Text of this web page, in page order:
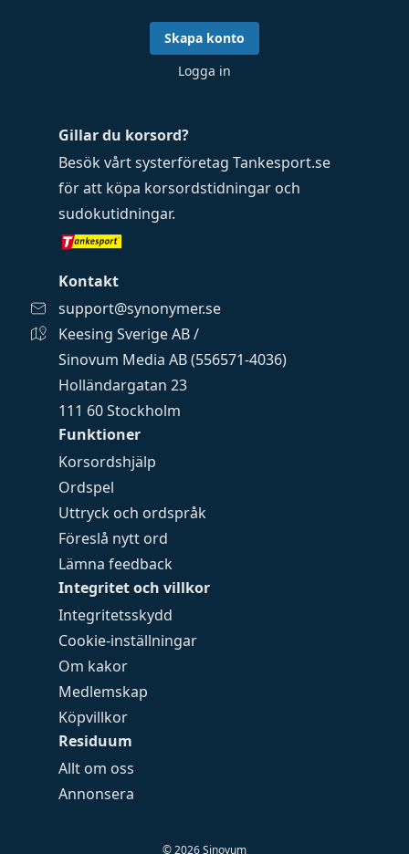
Funktioner
Korsordshjälp
Ordspel
Uttryck och ordspråk
Föreslå nytt ord
Lämna feedback
Integritet och villkor
Integritetsskydd
Cookie-inställningar
Om kakor
Medlemskap
Köpvillkor
Residuum
Allt om oss
Annonsera
Gillar du korsord?
Besök vårt systerföretag Tankesport.se
för att köpa korsordstidningar och
sudokutidningar.
Kontakt
support@synonymer.se
Keesing Sverige AB /
Sinovum Media AB (556571-4036)
Holländargatan 23
111 60 Stockholm
Skapa konto
Logga in
©2026Sinovum